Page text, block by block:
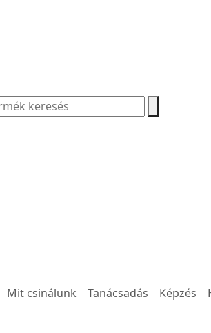
Mit csinálunk Tanácsadás Képzés